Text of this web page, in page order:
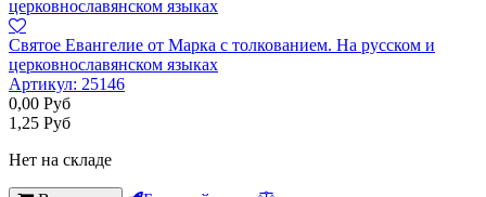
Святое Евангелие от Марка с толкованием. На русском и
церковнославянском языках
Артикул: 25146
0,00 Руб
1,25 Руб
Нет на складе